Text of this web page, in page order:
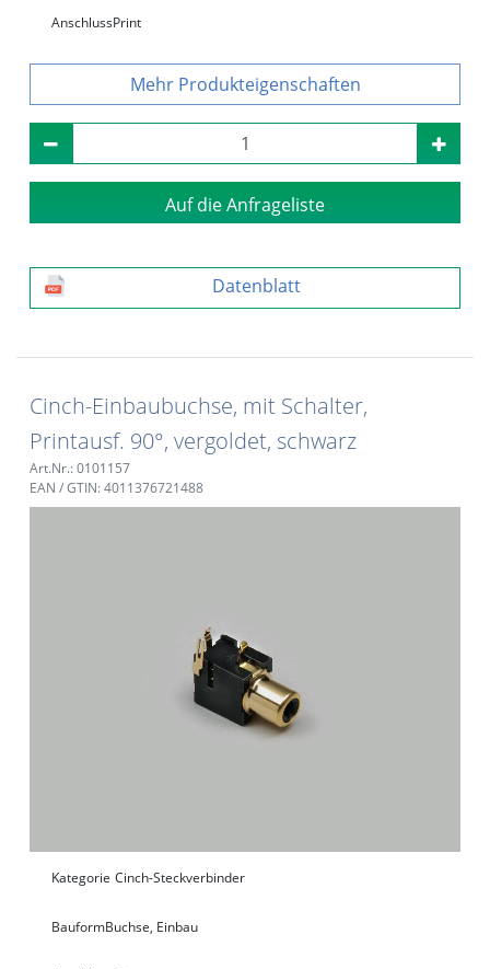
AnschlussPrint
Produkteigenschaften
Auf die Anfrageliste
Datenblatt
Cinch-Einbaubuchse, mit Schalter,
Printausf. 90°, vergoldet, schwarz
Art.Nr.: 0101157
EAN / GTIN: 4011376721488
Kategorie Cinch-Steckverbinder
BauformBuchse, Einbau